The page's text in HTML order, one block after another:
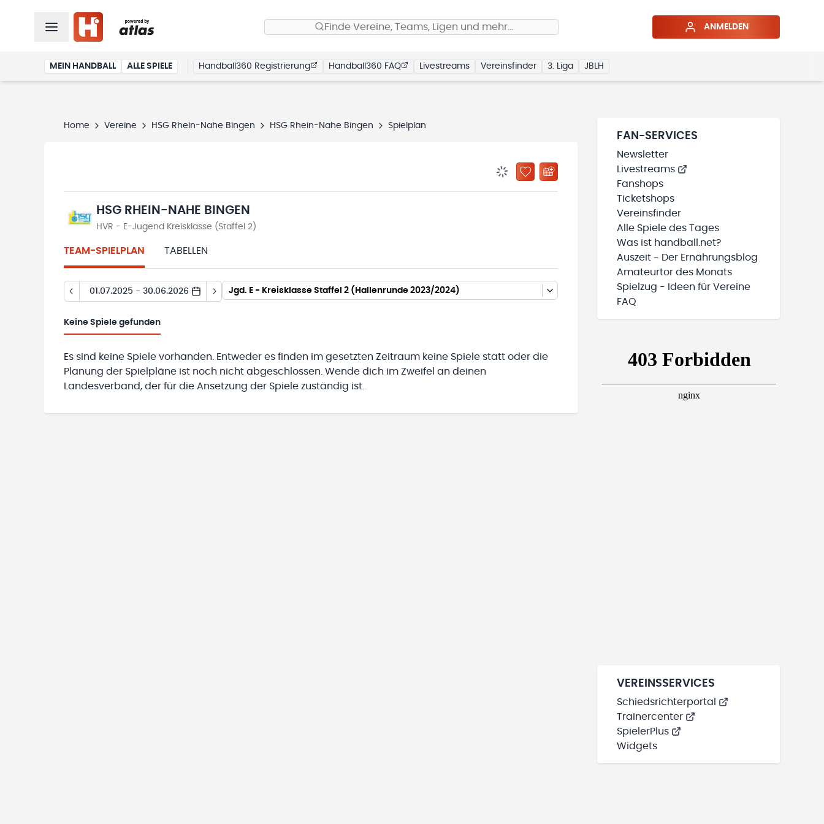
Finde Vereine, Teams, Ligen und mehr… ANMELDEN
MEIN HANDBALL ALLE SPIELE Handball360 Registrierung Handball360 FAQ Livestreams Vereinsfinder 3. Liga JBLH
Home Vereine HSG Rhein-Nahe Bingen HSG Rhein-Nahe Bingen Spielplan
BENACHRICHTIGUNGSSTATUS WIRD GELADEN
ZU „MEINE TEAMS“ HINZUFÜGEN
HSG RHEIN-NAHE BINGEN
HVR - E-Jugend Kreisklasse (Staffel 2)
TEAM-SPIELPLAN TABELLEN
01.07.2025 - 30.06.2026 Jgd. E - Kreisklasse Staffel 2 (Hallenrunde 2023/2024)
Keine Spiele gefunden
Es sind keine Spiele vorhanden. Entweder es finden im gesetzten Zeitraum keine Spiele statt oder die
Planung der Spielpläne ist noch nicht abgeschlossen. Wende dich im Zweifel an deinen
Landesverband, der für die Ansetzung der Spiele zuständig ist.
FAN-SERVICES
Newsletter
Livestreams
Fanshops
Ticketshops
Vereinsfinder
Alle Spiele des Tages
Was ist handball.net?
Auszeit - Der Ernährungsblog
Amateurtor des Monats
Spielzug - Ideen für Vereine
FAQ
VEREINSSERVICES
Schiedsrichterportal
Trainercenter
SpielerPlus
Widgets